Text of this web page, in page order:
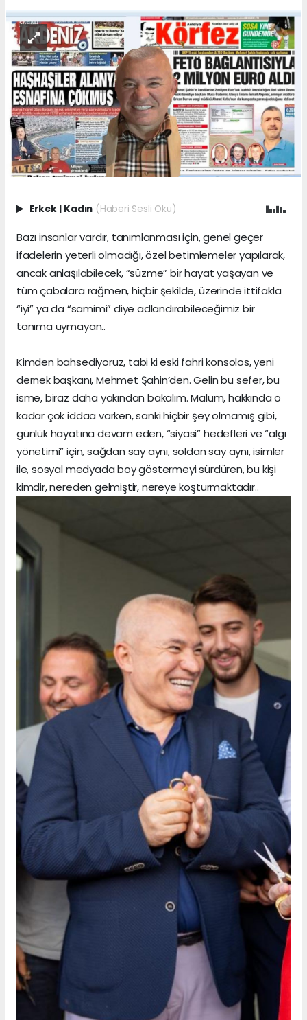
Erkek Kadın (Haberi Sesli Oku)
Bazı insanlar vardır, tanımlanması için, genel geçer
ifadelerin yeterli olmadığı, özel betimlemeler yapılarak,
ancak anlaşılabilecek, “süzme” bir hayat yaşayan ve
tüm çabalara rağmen, hiçbir şekilde, üzerinde ittifakla
“iyi” ya da “samimi” diye adlandırabileceğimiz bir
tanıma uymayan..
Kimden bahsediyoruz, tabi ki eski fahri konsolos, yeni
dernek başkanı, Mehmet Şahin’den. Gelin bu sefer, bu
isme, biraz daha yakından bakalım. Malum, hakkında o
kadar çok iddaa varken, sanki hiçbir şey olmamış gibi,
günlük hayatına devam eden, “siyasi” hedefleri ve “algı
yönetimi” için, sağdan say aynı, soldan say aynı, isimler
ile, sosyal medyada boy göstermeyi sürdüren, bu kişi
kimdir, nereden gelmiştir, nereye koşturmaktadır..